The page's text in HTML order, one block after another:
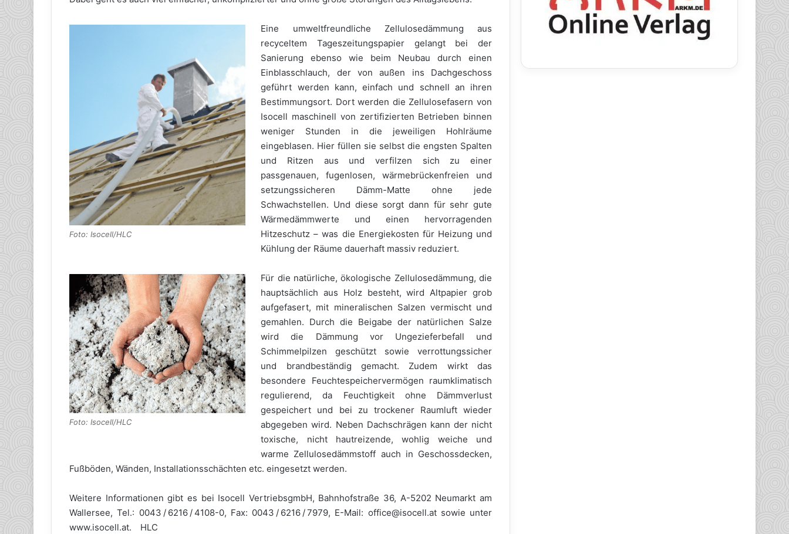
Foto: Isocell/HLC
Eine umweltfreundliche Zellulosedämmung aus
recyceltem Tageszeitungspapier gelangt bei der
Sanierung ebenso wie beim Neubau durch einen
Einblasschlauch, der von außen ins Dachgeschoss
geführt werden kann, einfach und schnell an ihren
Bestimmungsort. Dort werden die Zellulosefasern von
Isocell maschinell von zertifizierten Betrieben binnen
weniger Stunden in die jeweiligen Hohlräume
eingeblasen. Hier füllen sie selbst die engsten Spalten
und Ritzen aus und verfilzen sich zu einer
passgenauen, fugenlosen, wärmebrückenfreien und
setzungssicheren Dämm-Matte ohne jede
Schwachstellen. Und diese sorgt dann für sehr gute
Wärmedämmwerte und einen hervorragenden
Hitzeschutz – was die Energiekosten für Heizung und
Kühlung der Räume dauerhaft massiv reduziert.
Foto: Isocell/HLC
Für die natürliche, ökologische Zellulosedämmung, die
hauptsächlich aus Holz besteht, wird Altpapier grob
aufgefasert, mit mineralischen Salzen vermischt und
gemahlen. Durch die Beigabe der natürlichen Salze
wird die Dämmung vor Ungezieferbefall und
Schimmelpilzen geschützt sowie verrottungssicher
und brandbeständig gemacht. Zudem wirkt das
besondere Feuchtespeichervermögen raumklimatisch
regulierend, da Feuchtigkeit ohne Dämmverlust
gespeichert und bei zu trockener Raumluft wieder
abgegeben wird. Neben Dachschrägen kann der nicht
toxische, nicht hautreizende, wohlig weiche und
warme Zellulosedämmstoff auch in Geschossdecken,
Fußböden, Wänden, Installationsschächten etc. eingesetzt werden.
Weitere Informationen gibt es bei Isocell VertriebsgmbH, Bahnhofstraße 36, A-5202 Neumarkt am
Wallersee, Tel.: 0043 / 6216 / 4108-0, Fax: 0043 / 6216 / 7979, E-Mail: office@isocell.at sowie unter
www.isocell.at. HLC